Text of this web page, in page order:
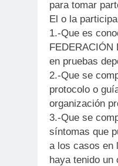
para tomar
El o la
1.-Que es
FEDERACIÓN
en pruebas
2.-Que se
protocolo o
organización
3.-Que se
síntomas que
a los casos en
haya tenido un